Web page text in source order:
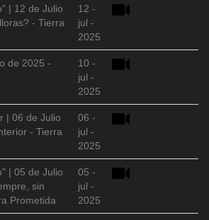
| 12 de Julio
- Tierra
12 -
jul -
2025
de 2025 -
10 -
jul -
2025
| 06 de Julio
- Tierra
06 -
jul -
2025
| 05 de Julio
sin
Prometida
05 -
jul -
2025